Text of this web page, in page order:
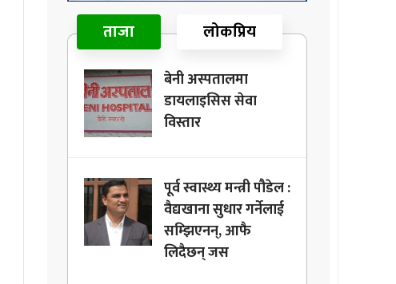
ताजा लोकप्रिय
बेनी अस्पतालमा
डायलाइसिस सेवा
विस्तार
पूर्व स्वास्थ्य मन्त्री पौडेल :
वैद्यखाना सुधार गर्नेलाई
सम्झिएनन्, आफै
लिदैछन् जस